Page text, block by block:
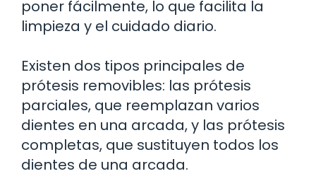
poner fácilmente, lo que facilita la
limpieza y el cuidado diario.
Existen dos tipos principales de
prótesis removibles: las prótesis
parciales, que reemplazan varios
dientes en una arcada, y las prótesis
completas, que sustituyen todos los
dientes de una arcada.